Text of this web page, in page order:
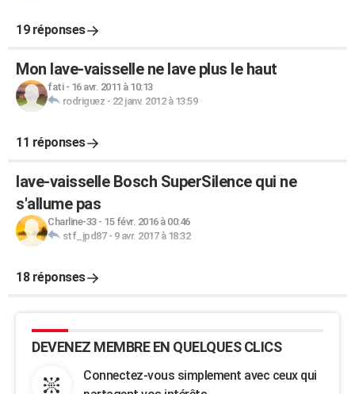
19 réponses
Mon lave-vaisselle ne lave plus le haut
fati- 16 avr. 2011 à 10:13
rodriguez - 22 janv. 2012 à 13:59
11 réponses
lave-vaisselle Bosch SuperSilence qui ne
s'allume pas
Charline-33- 15 févr. 2016 à 00:46
stf_jpd87- 9 avr. 2017 à 18:32
18 réponses
DEVENEZ MEMBRE EN QUELQUES CLICS
Connectez-vous simplement avec ceux qui